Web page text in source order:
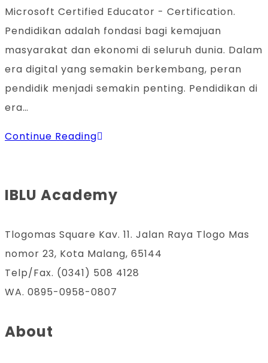
Microsoft Certified Educator - Certification.
Pendidikan adalah fondasi bagi kemajuan
masyarakat dan ekonomi di seluruh dunia. Dalam
era digital yang semakin berkembang, peran
pendidik menjadi semakin penting. Pendidikan di
era…
Continue ReadingMicrosoft
–
Kunci
Kesuksesan
bagi
Pendidik
IBLU Academy
Tlogomas Square Kav. 11. Jalan Raya Tlogo Mas
nomor 23, Kota Malang, 65144
Telp/Fax. (0341) 508 4128
WA. 0895-0958-0807
About